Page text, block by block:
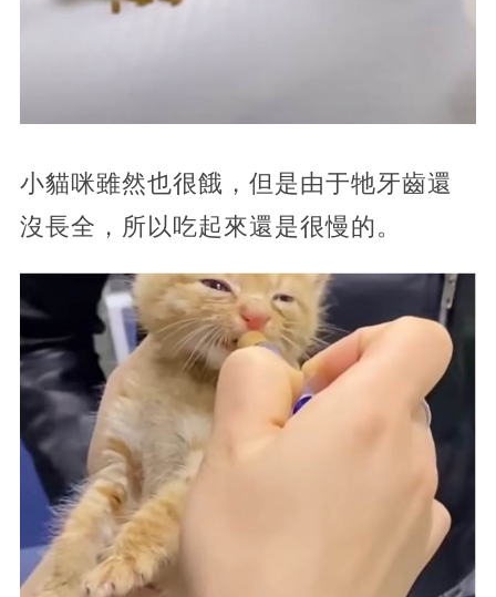
小貓咪雖然也很餓，但是由于牠牙齒還
沒長全，所以吃起來還是很慢的。